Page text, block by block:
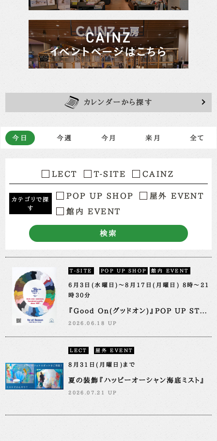
カレンダーから探す
今日 今週 今月 来月 全て
LECT T-SITE CAINZ
カテゴリで探
す
POP UP SHOP
屋外 EVENT
館内 EVENT
検索
T-SITE POP UP SHOP 館内 EVENT
6月3日(水曜日)～8月17日(月曜日) 8時～21
時30分
『Good On(グッドオン)』POP UP ST...
2026.06.18 UP
LECT 屋外 EVENT
8月31日(月曜日)まで
夏の装飾『ハッピーオーシャン海底ミスト』
2026.07.21 UP